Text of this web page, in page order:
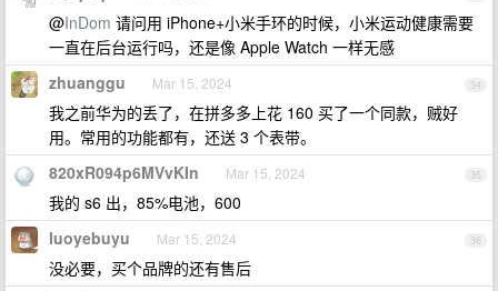
@InDom 请问用 iPhone+小米手环的时候，小米运动健康需要
一直在后台运行吗，还是像 Apple Watch 一样无感
34
zhuanggu Mar 15, 2024
我之前华为的丢了，在拼多多上花 160 买了一个同款，贼好
用。常用的功能都有，还送 3 个表带。
35
820xR094p6MVvKIn Mar 15, 2024
我的 s6 出，85%电池，600
36
luoyebuyu Mar 15, 2024
没必要，买个品牌的还有售后